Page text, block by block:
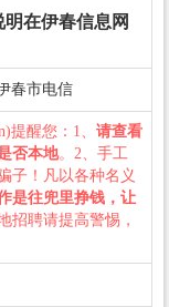
明在伊春信息网
春市电信
提醒您：1、 请查看
否本地。2、手工
子！凡以各种名义
是往兜里挣钱，让
招聘请提高警惕，